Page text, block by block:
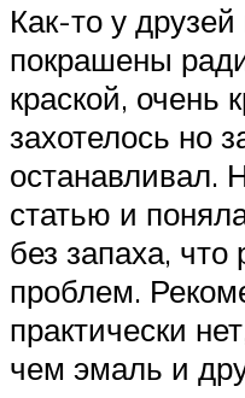
Как-то у
покрашены
краской, очень
захотелось но
останавливал.
статью и
без запаха,
проблем.
практически
чем эмаль и